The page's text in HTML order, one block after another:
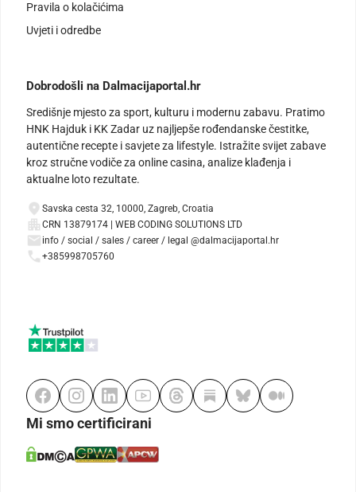
Pravila o kolačićima
Uvjeti i odredbe
Dobrodošli na Dalmacijaportal.hr
Središnje mjesto za sport, kulturu i modernu zabavu. Pratimo
HNK Hajduk i KK Zadar uz najljepše rođendanske čestitke,
autentične recepte i savjete za lifestyle. Istražite svijet zabave
kroz stručne vodiče za online casina, analize klađenja i
aktualne loto rezultate.
Savska cesta 32, 10000, Zagreb, Croatia
CRN 13879174 | WEB CODING SOLUTIONS LTD
info / social / sales / career / legal @dalmacijaportal.hr
+385998705760
Mi smo certificirani